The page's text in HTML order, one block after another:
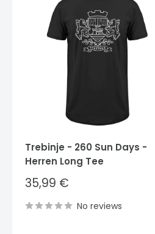
Trebinje - 260 Sun Days -
Herren Long Tee
Sale
price
35,99 €
No reviews